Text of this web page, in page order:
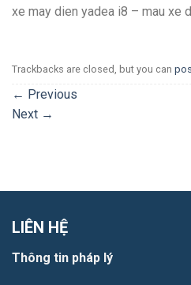
xe may dien yadea i8 – mau xe
Trackbacks are closed, but you can
← Previous
Next →
LIÊN HỆ
Thông tin pháp lý